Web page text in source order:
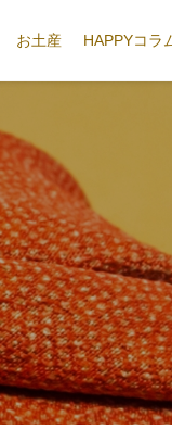
お土産 HAPPYコラ